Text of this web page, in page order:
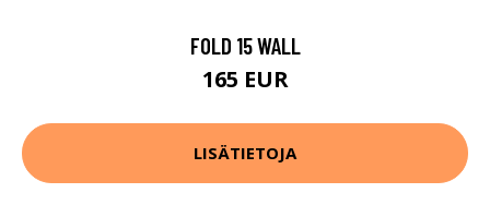
FOLD 15 WALL
165 EUR
LISÄTIETOJA